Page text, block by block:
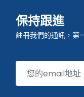
保持跟進
註冊我們的通訊，第